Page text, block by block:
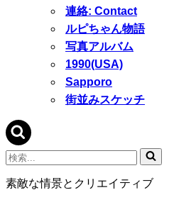
連絡: Contact
ルピちゃん物語
写真アルバム
1990(USA)
Sapporo
街並みスケッチ
検
索...
素敵な情景とクリエイティブ